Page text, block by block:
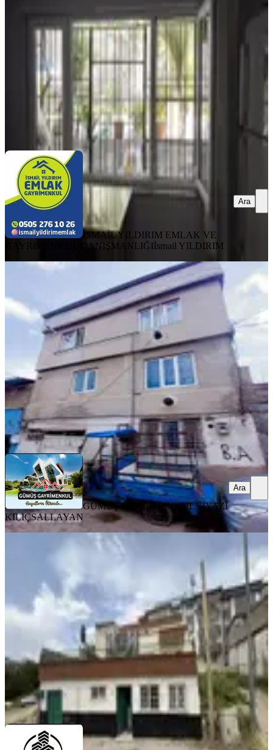
Onikişubat, Abdülhamid Han Mahallesi
5+1·240 m²·03.05.2026
4.500.000 ₺ 4.600.000 ₺
İSMAİL YILDIRIM EMLAK VE GAYRIMENKUL
DANIŞMANLIĞIİsmail YILDIRIM
İSMAİL YILDIRIM EMLAK VE
GAYRIMENKUL DANIŞMANLIĞIİsmail YILDIRIM
Ara
BALKONLU
Serintepe Caminin Yanında 3 Katlı
Satılık Müstakil Ev
Onikişubat, Serintepe Mahallesi
2+1
100 m²·19.04.2026
3.250.000 ₺3.500.000 ₺
GÜMÜŞ GAYRİMENKULNİYAZİ KILIÇSALLAYAN
Ara
GÜMÜŞ GAYRİMENKULNİYAZİ
KILIÇSALLAYAN
Ara
Kavşağında 3 Katlı Müstakil Ev
Onikişubat, Karamanlı Mahallesi
3+1· 200 m² ·31.03.2026
3.680.000 ₺
ÇETİN GAYRİMENKULSİNAN ÜNAL
Ara